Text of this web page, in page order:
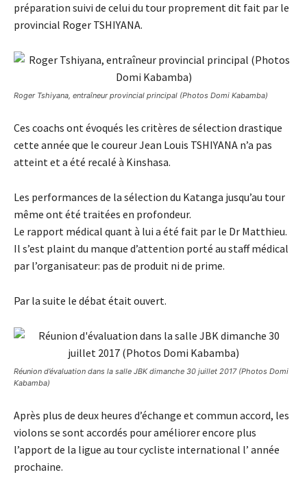
préparation suivi de celui du tour proprement dit fait par le
provincial Roger TSHIYANA.
Roger Tshiyana, entraîneur provincial principal (Photos Domi Kabamba)
Ces coachs ont évoqués les critères de sélection drastique
cette année que le coureur Jean Louis TSHIYANA n’a pas
atteint et a été recalé à Kinshasa.
Les performances de la sélection du Katanga jusqu’au tour
même ont été traitées en profondeur.
Le rapport médical quant à lui a été fait par le Dr Matthieu.
Il s’est plaint du manque d’attention porté au staff médical
par l’organisateur: pas de produit ni de prime.
Par la suite le débat était ouvert.
Réunion d’évaluation dans la salle JBK dimanche 30 juillet 2017 (Photos Domi
Kabamba)
Après plus de deux heures d’échange et commun accord, les
violons se sont accordés pour améliorer encore plus
l’apport de la ligue au tour cycliste international l’ année
prochaine.